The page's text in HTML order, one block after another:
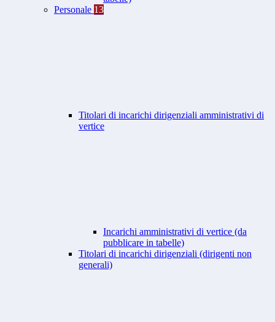
Personale 13
Titolari di incarichi dirigenziali amministrativi di
vertice
Incarichi amministrativi di vertice (da
pubblicare in tabelle)
Titolari di incarichi dirigenziali (dirigenti non
generali)